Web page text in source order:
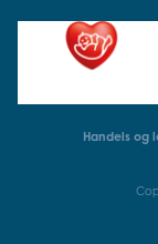
Handels og